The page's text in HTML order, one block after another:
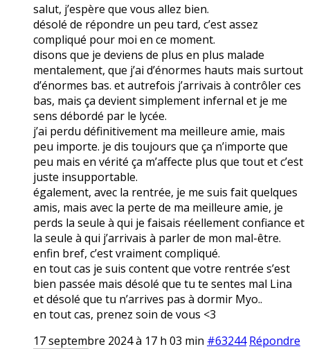
salut, j’espère que vous allez bien.
désolé de répondre un peu tard, c’est assez
compliqué pour moi en ce moment.
disons que je deviens de plus en plus malade
mentalement, que j’ai d’énormes hauts mais surtout
d’énormes bas. et autrefois j’arrivais à contrôler ces
bas, mais ça devient simplement infernal et je me
sens débordé par le lycée.
j’ai perdu définitivement ma meilleure amie, mais
peu importe. je dis toujours que ça n’importe que
peu mais en vérité ça m’affecte plus que tout et c’est
juste insupportable.
également, avec la rentrée, je me suis fait quelques
amis, mais avec la perte de ma meilleure amie, je
perds la seule à qui je faisais réellement confiance et
la seule à qui j’arrivais à parler de mon mal-être.
enfin bref, c’est vraiment compliqué.
en tout cas je suis content que votre rentrée s’est
bien passée mais désolé que tu te sentes mal Lina
et désolé que tu n’arrives pas à dormir Myo..
en tout cas, prenez soin de vous <3
17 septembre 2024 à 17 h 03 min #63244 Répondre